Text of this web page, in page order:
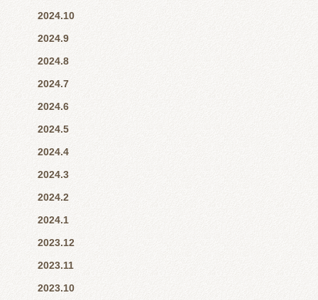
2024.10
2024.9
2024.8
2024.7
2024.6
2024.5
2024.4
2024.3
2024.2
2024.1
2023.12
2023.11
2023.10